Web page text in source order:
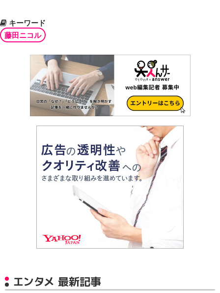
キーワード
藤田ニコル
エンタメ 最新記事